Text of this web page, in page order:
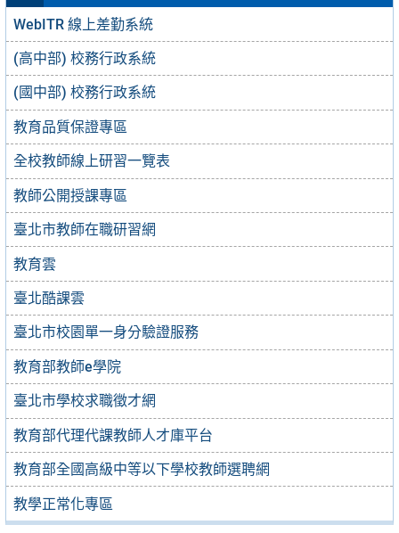
WebITR 線上差勤系統
(高中部) 校務行政系統
(國中部) 校務行政系統
教育品質保證專區
全校教師線上研習一覽表
教師公開授課專區
臺北市教師在職研習網
教育雲
臺北酷課雲
臺北市校園單一身分驗證服務
教育部教師e學院
臺北市學校求職徵才網
教育部代理代課教師人才庫平台
教育部全國高級中等以下學校教師選聘網
教學正常化專區